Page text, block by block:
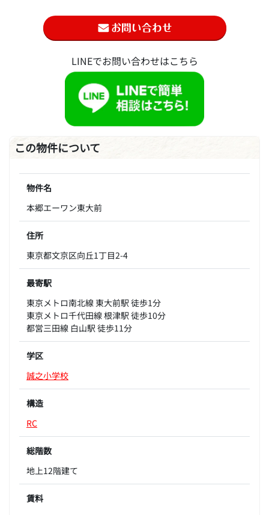
LINEでお問い合わせはこちら
この物件について
物件名
本郷エーワン東大前
住所
東京都文京区向丘1丁目2-4
最寄駅
東京メトロ南北線 東大前駅 徒歩1分
東京メトロ千代田線 根津駅 徒歩10分
都営三田線 白山駅 徒歩11分
学区
誠之小学校
構造
RC
総階数
地上12階建て
賃料